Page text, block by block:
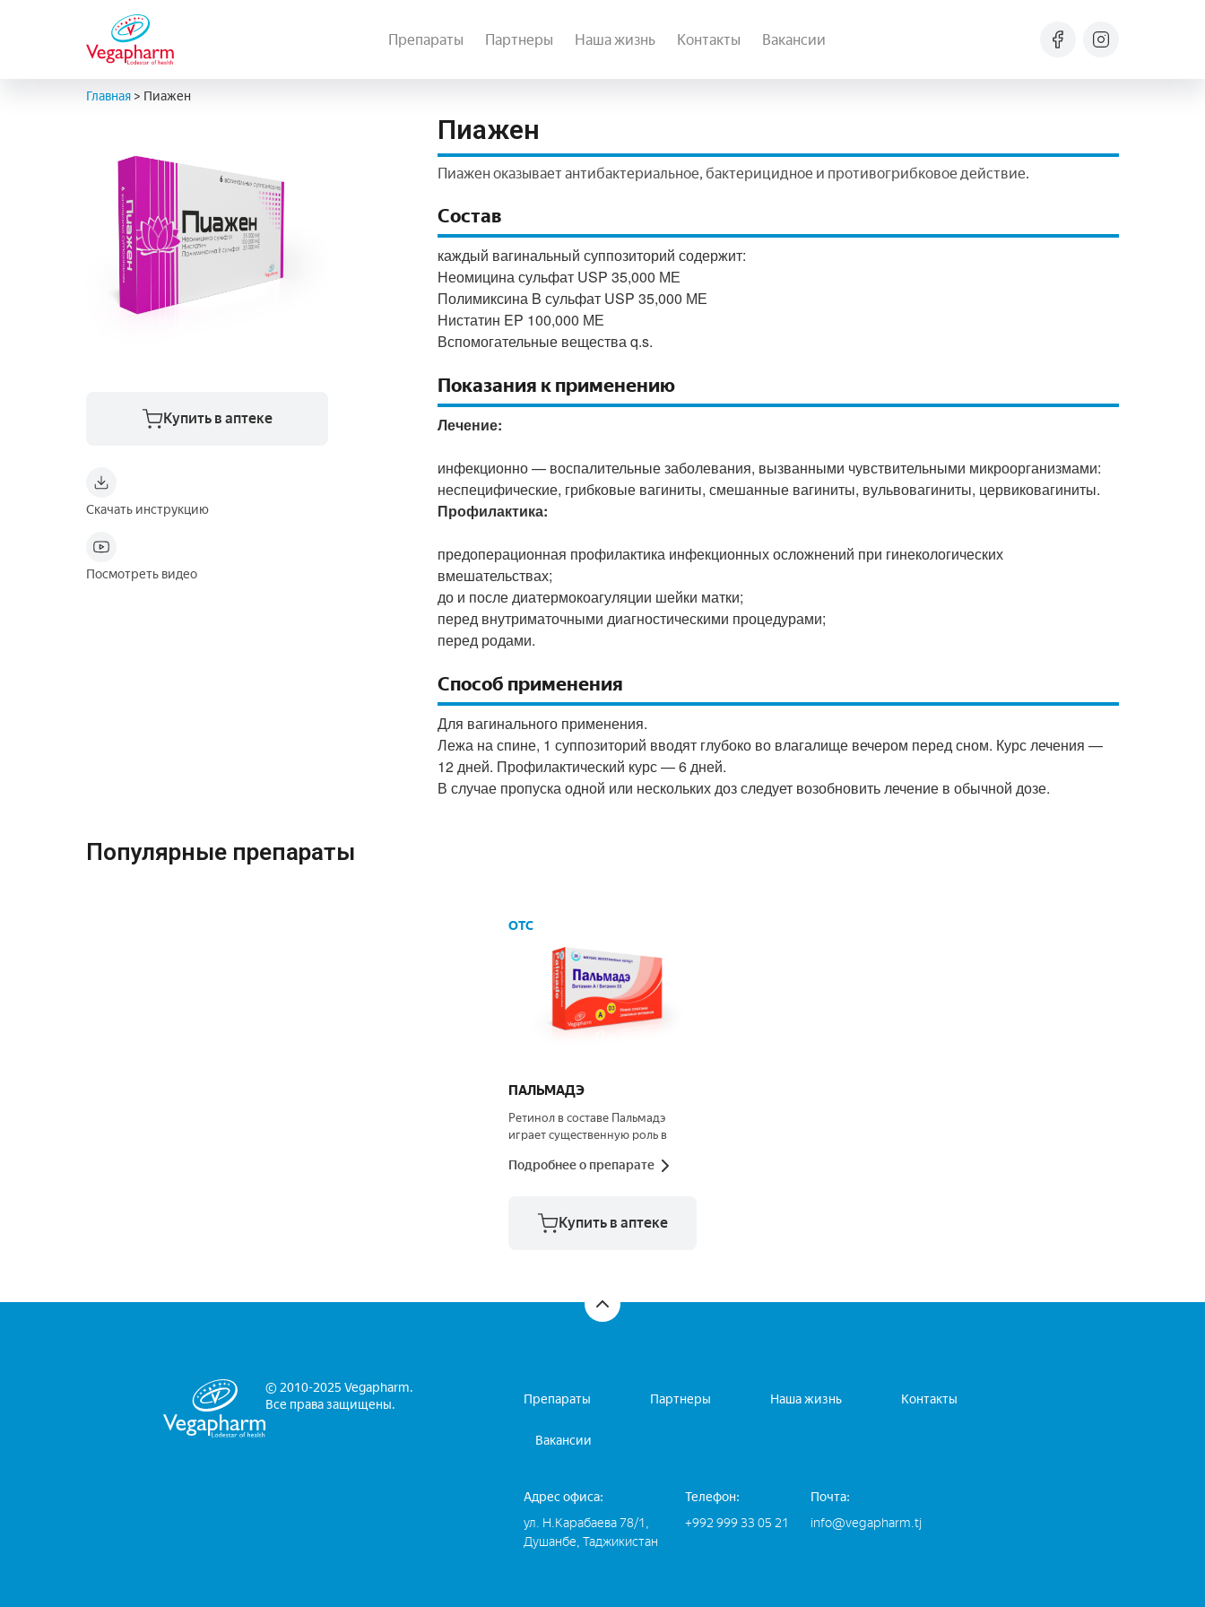
Препараты Партнеры Наша жизнь Контакты Вакансии
Главная > Пиажен
Купить в аптеке
Скачать инструкцию
Посмотреть видео
Пиажен
Пиажен оказывает антибактериальное, бактерицидное и противогрибковое действие.
Состав
каждый вагинальный суппозиторий содержит:
Неомицина сульфат USP 35,000 МЕ
Полимиксина B сульфат USP 35,000 МЕ
Нистатин EP 100,000 МЕ
Вспомогательные вещества q.s.
Показания к применению
Лечение:
инфекционно — воспалительные заболевания, вызванными чувствительными микроорганизмами:
неспецифические, грибковые вагиниты, смешанные вагиниты, вульвовагиниты, цервиковагиниты.
Профилактика:
предоперационная профилактика инфекционных осложнений при гинекологических
вмешательствах;
до и после диатермокоагуляции шейки матки;
перед внутриматочными диагностическими процедурами;
перед родами.
Способ применения
Для вагинального применения.
Лежа на спине, 1 суппозиторий вводят глубоко во влагалище вечером перед сном. Курс лечения —
12 дней. Профилактический курс — 6 дней.
В случае пропуска одной или нескольких доз следует возобновить лечение в обычной дозе.
Популярные препараты
OTC
ПАЛЬМАДЭ
Ретинол в составе Пальмадэ
играет существенную роль в
родопсина, который
резистентность организма к
инфекциям. Необходим для
оболочек, играет существенную
роль в процессе роста и
ретиноевой кислоты, которая
организме).
Подробнее о препарате
Купить в аптеке
© 2010-2025 Vegapharm.
Все права защищены.
Препараты Партнеры Наша жизнь Контакты
Вакансии
Адрес офиса: Телефон:
Почта:
ул. Н.Карабаева 78/1,
Душанбе, Таджикистан
+992 999 33 05 21 info@vegapharm.tj